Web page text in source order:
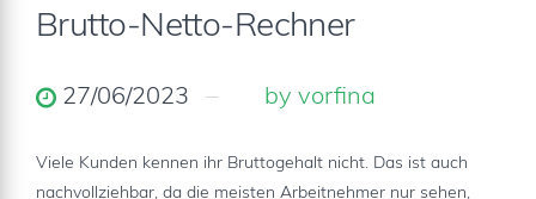
Brutto-Netto-Rechner
27/06/2023 by vorfina
Viele Kunden kennen ihr Bruttogehalt nicht. Das ist auch
nachvollziehbar, da die meisten Arbeitnehmer nur sehen,